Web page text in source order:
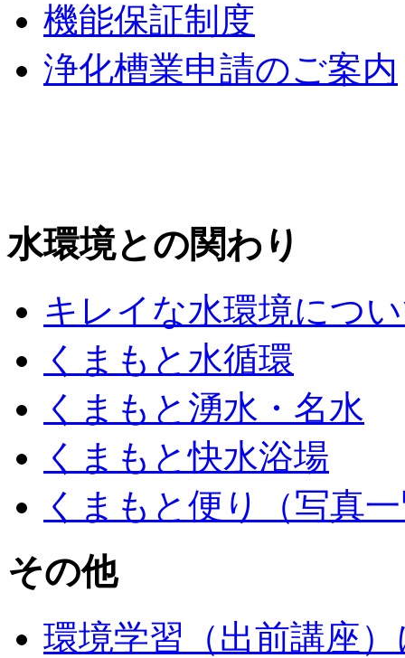
機能保証制度
浄化槽業申請のご案内
水環境との関わり
キレイな水環境につ
くまもと水循環
くまもと湧水・名水
くまもと快水浴場
くまもと便り（写真
その他
環境学習（出前講座